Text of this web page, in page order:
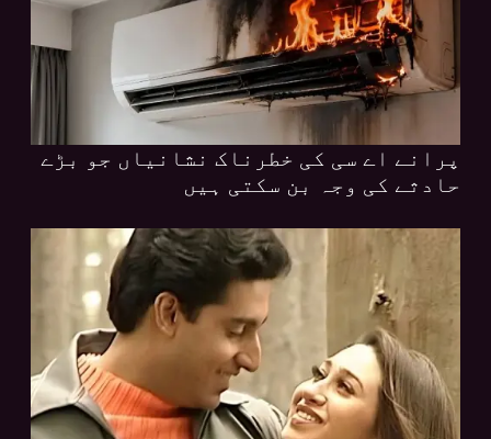
پرانے اے سی کی خطرناک نشانیاں جو بڑے
حادثے کی وجہ بن سکتی ہیں